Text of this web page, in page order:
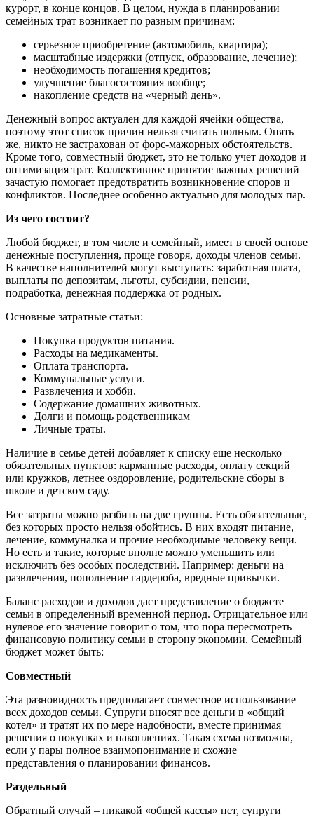
курорт, в конце концов. В целом, нужда в планировании
семейных трат возникает по разным причинам:
серьезное приобретение (автомобиль, квартира);
масштабные издержки (отпуск, образование, лечение);
необходимость погашения кредитов;
улучшение благосостояния вообще;
накопление средств на «черный день».
Денежный вопрос актуален для каждой ячейки общества,
поэтому этот список причин нельзя считать полным. Опять
же, никто не застрахован от форс-мажорных обстоятельств.
Кроме того, совместный бюджет, это не только учет доходов и
оптимизация трат. Коллективное принятие важных решений
зачастую помогает предотвратить возникновение споров и
конфликтов. Последнее особенно актуально для молодых пар.
Из чего состоит?
Любой бюджет, в том числе и семейный, имеет в своей основе
денежные поступления, проще говоря, доходы членов семьи.
В качестве наполнителей могут выступать: заработная плата,
выплаты по депозитам, льготы, субсидии, пенсии,
подработка, денежная поддержка от родных.
Основные затратные статьи:
Покупка продуктов питания.
Расходы на медикаменты.
Оплата транспорта.
Коммунальные услуги.
Развлечения и хобби.
Содержание домашних животных.
Долги и помощь родственникам
Личные траты.
Наличие в семье детей добавляет к списку еще несколько
обязательных пунктов: карманные расходы, оплату секций
или кружков, летнее оздоровление, родительские сборы в
школе и детском саду.
Все затраты можно разбить на две группы. Есть обязательные,
без которых просто нельзя обойтись. В них входят питание,
лечение, коммуналка и прочие необходимые человеку вещи.
Но есть и такие, которые вполне можно уменьшить или
исключить без особых последствий. Например: деньги на
развлечения, пополнение гардероба, вредные привычки.
Баланс расходов и доходов даст представление о бюджете
семьи в определенный временной период. Отрицательное или
нулевое его значение говорит о том, что пора пересмотреть
финансовую политику семьи в сторону экономии. Семейный
бюджет может быть:
Совместный
Эта разновидность предполагает совместное использование
всех доходов семьи. Супруги вносят все деньги в «общий
котел» и тратят их по мере надобности, вместе принимая
решения о покупках и накоплениях. Такая схема возможна,
если у пары полное взаимопонимание и схожие
представления о планировании финансов.
Раздельный
Обратный случай – никакой «общей кассы» нет, супруги